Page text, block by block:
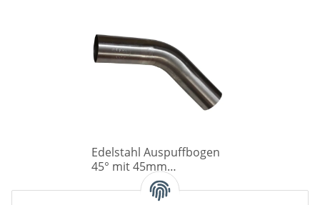
Edelstahl Auspuffbogen
45° mit 45mm
Durchmesser
16,99 € *